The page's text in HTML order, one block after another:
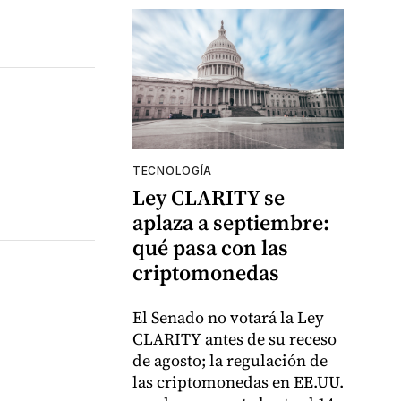
TECNOLOGÍA
Ley CLARITY se
aplaza a septiembre:
qué pasa con las
criptomonedas
El Senado no votará la Ley
CLARITY antes de su receso
de agosto; la regulación de
las criptomonedas en EE.UU.